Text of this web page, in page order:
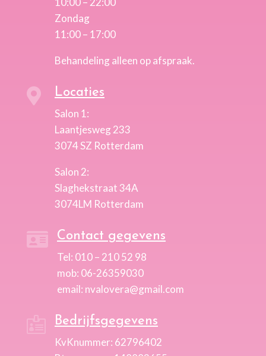
Zondag
11:00 – 17:00
Behandeling alleen op afspraak.
 Locaties
Salon 1:
Laantjesweg 233
3074 SZ Rotterdam
Salon 2:
Slaghekstraat 34A
3074LM Rotterdam
 Contact gegevens
Tel: 010 – 210 52 98
mob: 06-26359030
email: nvalovera@gmail.com
Bedrijfsgegevens
KvKnummer: 62796402